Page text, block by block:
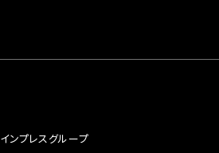
インプレスグループ